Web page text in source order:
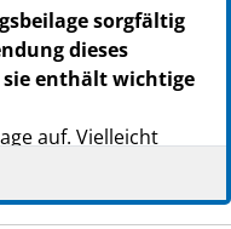
sorgfältig
dieses
enthält wichtige
auf. Vielleicht
lesen.
wenden Sie sich